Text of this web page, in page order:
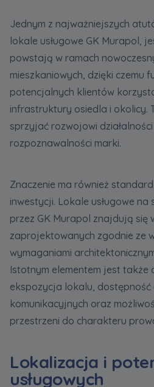
Jednym z najważniejszych
lokale usługowe GK Murapol,
powstają w ramach
mieszkaniowych, dzięki czemu
potencjalnych klientów
infrastruktury osiedla i okolicy.
sprzyjać rozwojowi
rozpoznawalności marki.
Znaczenie ma również
inwestycji. Lokale usługowe
przez GK Murapol znajdują się
zaprojektowanych zgodnie ze
wymaganiami
Istotnym elementem jest także
ekspozycja lokalu, dostępność
komunikacyjnych oraz
przestrzeni do charakteru
Lokalizacja i
usługowych